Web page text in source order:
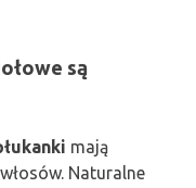
są
mają
Naturalne